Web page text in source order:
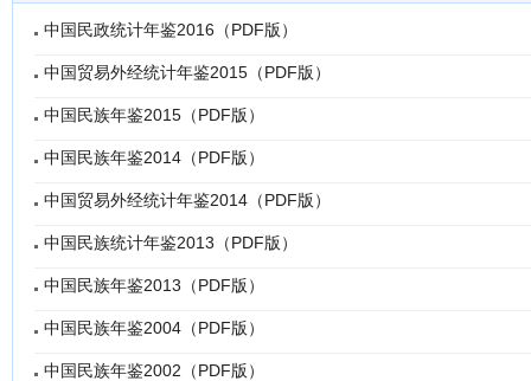
中国民政统计年鉴2016（PDF版）
中国贸易外经统计年鉴2015（PDF版）
中国民族年鉴2015（PDF版）
中国民族年鉴2014（PDF版）
中国贸易外经统计年鉴2014（PDF版）
中国民族统计年鉴2013（PDF版）
中国民族年鉴2013（PDF版）
中国民族年鉴2004（PDF版）
中国民族年鉴2002（PDF版）